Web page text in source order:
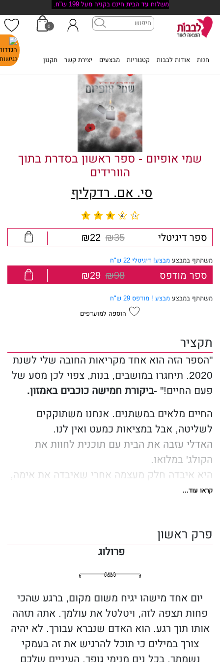
משלוח עד הבית חינם בקניה מעל 199 ש"ח.
חנות אודות לבבות קטגוריות מבצעים יצירת קשר תקנון
0
שמי אופיום - ספר ראשון בסדרת בתוך
הוורידים
סי. אם. רדקליף
ספר דיגיטלי ₪35
₪22
משתתף במבצע מבצע! דיגיטלי 22 ש"ח
ספר מודפס ₪98
₪29
משתתף במבצע מבצע ! מודפס 29 ש"ח
הוספה למועדפים
תקציר
"הספר הזה הוא אחד מקריאות החובה שלי לשנת
2020. תיחגרו במושבים, בנות, צפוי לכן מסע של
פעם החיים!" -ביקורת חמישה כוכבים באמזון.
החיים מלאים במשתנים. אנחנו משתוקקים
לשליטה, אבל במציאות כמעט ואין לנו.
האדלי עזבה את הבית עם תוכנית לחוות את
הקולג' במלואו.
היא איבדה חלק מעצמה אחרי שאיבדה את אימה,
ואין לה פנאי לקשרים חדשים.
מאחור.
אבל החיים לא מתנהלים כמתוכנן, וכשהיא פוגשת
הוא ילד רע עם עיניים כחולות מהפנטות
והיסטוריה של החלטות גרועות.
הוא מעולם לא היה חלק מהתוכנית שלה, אבל אף
אחד מהם לא יכול להכחיש את מה שקורה
קראו עוד...
פרק ראשון
פרולוג
יום אחד מישהו יגיח משום מקום, ברגע שהכי
פחות תצפה לזה, ויטלטל את עולמך. אתה תזהה
אותו תוך רגע. הוא האדם שנברא עבורך. לא יהיה
צורך במילים כי תוכל להרגיש את זה בעמקי